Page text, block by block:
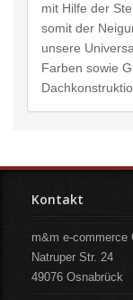
mit Hilfe der
somit der
unsere
Farben sowie
Kontakt
m&m e-commerce
Natruper Str. 24
49076 Osnabrück